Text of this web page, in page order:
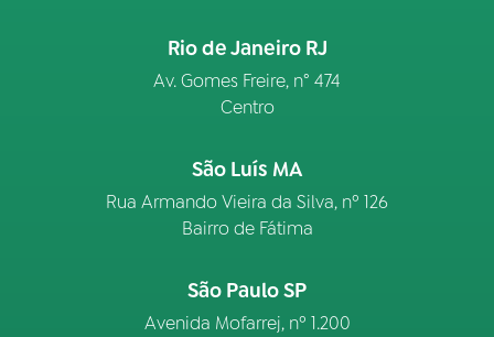
Rio de Janeiro RJ
Av. Gomes Freire, n° 474
Centro
São Luís MA
Rua Armando Vieira da Silva, nº 126
Bairro de Fátima
São Paulo SP
Avenida Mofarrej, nº 1.200